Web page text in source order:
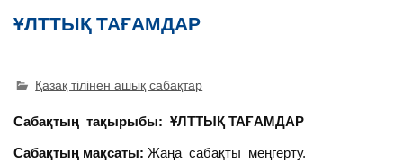
ҰЛТТЫҚ ТАҒАМДАР
Қазақ тілінен ашық сабақтар
Сабақтың тақырыбы: ҰЛТТЫҚ ТАҒАМДАР
Сабақтың мақсаты: Жаңа сабақты меңгерту.